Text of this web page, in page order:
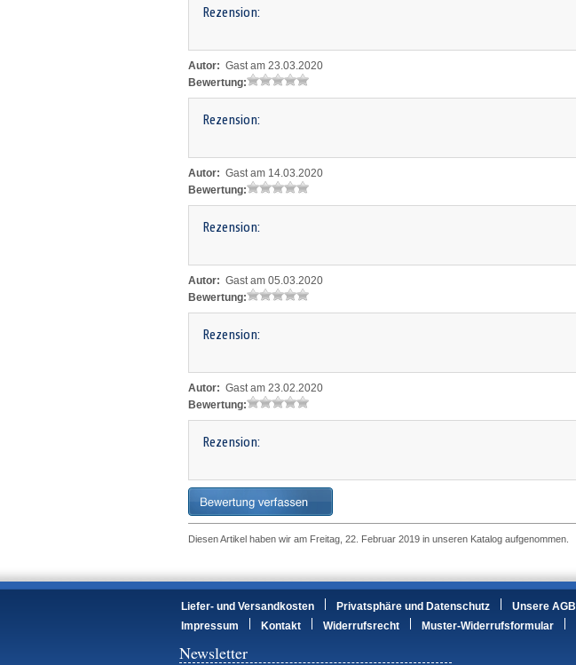
Rezension:
Autor: Gast am 23.03.2020
Bewertung:
Rezension:
Autor: Gast am 14.03.2020
Bewertung:
Rezension:
Autor: Gast am 05.03.2020
Bewertung:
Rezension:
Autor: Gast am 23.02.2020
Bewertung:
Rezension:
Diesen Artikel haben wir am Freitag, 22. Februar 2019 in unseren Katalog aufgenommen.
Liefer- und Versandkosten Privatsphäre und Datenschutz
Unsere AGB
Impressum
Kontakt Widerrufsrecht Muster-Widerrufsformular
Newsletter